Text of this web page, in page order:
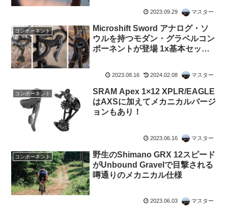
2023.09.29 マスター
コンポーネント
Microshift Sword アナログ・ソ
ウルを持つモダン・グラベルコン
ポーネントが登場 1x基本セット
2023.08.16 2024.02.08 マスター
コンポーネント
SRAM Apex 1×12 XPLR/EAGLE
はAXSに加えてメカニカルバージ
ョンもあり！
2023.06.16 マスター
コンポーネント
野生のShimano GRX 12スピード
がUnbound Gravelで目撃される
噂通りのメカニカル仕様
2023.06.03 マスター